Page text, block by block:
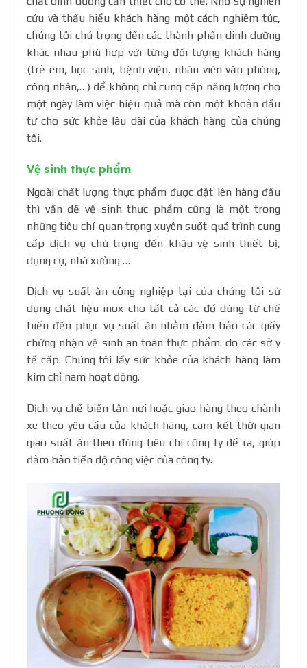
cứu và thấu hiểu khách hàng một cách nghiêm túc,
chúng tôi chú trọng đến các thành phần dinh dưỡng
khác nhau phù hợp với từng đối tượng khách hàng
(trẻ em, học sinh, bệnh viện, nhân viên văn phòng,
công nhân,…) để không chỉ cung cấp năng lượng cho
một ngày làm việc hiệu quả mà còn một khoản đầu
tư cho sức khỏe lâu dài của khách hàng của chúng
tôi.
Vệ sinh thực phẩm
Ngoài chất lượng thực phẩm được đặt lên hàng đầu
thì vấn đề vệ sinh thực phẩm cũng là một trong
những tiêu chí quan trọng xuyên suốt quá trình cung
cấp dịch vụ chú trọng đến khâu vệ sinh thiết bị,
dụng cụ, nhà xưởng …
Dịch vụ suất ăn công nghiệp tại của chúng tôi sử
dụng chất liệu inox cho tất cả các đồ dùng từ chế
biến đến phục vụ suất ăn nhằm đảm bảo các giấy
chứng nhận vệ sinh an toàn thực phẩm. do các sở y
tế cấp. Chúng tôi lấy sức khỏe của khách hàng làm
kim chỉ nam hoạt động.
Dịch vụ chế biến tận nơi hoặc giao hàng theo chành
xe theo yêu cầu của khách hàng, cam kết thời gian
giao suất ăn theo đúng tiêu chí công ty đề ra, giúp
đảm bảo tiến độ công việc của công ty.